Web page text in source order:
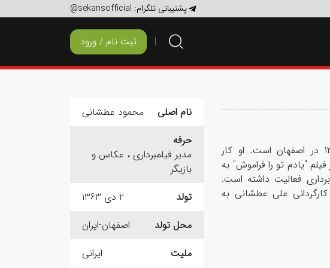
پشتیبانی تلگرام: @sekansofficial
ثبت نام / ورود
محمود عطشانی مدیر فیلمبرداری متولد 1363 در اصفهان است. او کار
را از سینما آغاز کرد و سال 1394 در فیلم "یادم تو را فراموش" به
فعالیت داشته است.
کارگردانی علی عطشانی به
نام اصلی
محمود عطشانی
حرفه
مدیر فیلمبرداری ، عکاس و
بازیگر
تولد
2 دی 1363
محل تولد
اصفهان-ایران
ملیت
ایرانی